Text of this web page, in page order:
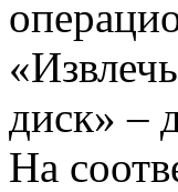
диск» –
На